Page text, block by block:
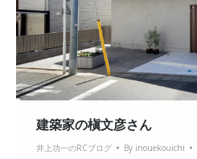
建築家の槇文彦さん
井上功一のRCブログ By inouekouichi